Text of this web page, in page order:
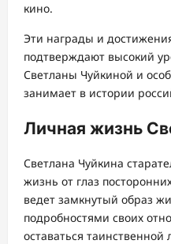
кино.
Эти награды и
подтверждают высокий
Светланы Чуйкиной и
занимает в истории
Личная жизнь
Светлана Чуйкина
жизнь от глаз
ведет замкнутый образ
подробностями своих
оставаться таинственной